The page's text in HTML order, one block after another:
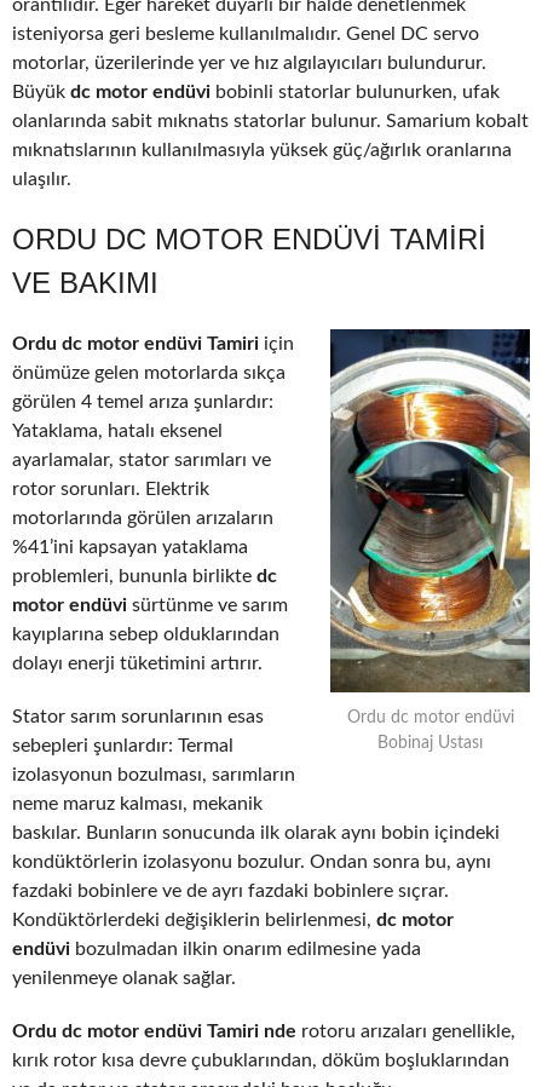
orantılıdır. Eğer hareket duyarlı bir halde denetlenmek
isteniyorsa geri besleme kullanılmalıdır. Genel DC servo
motorlar, üzerilerinde yer ve hız algılayıcıları bulundurur.
Büyük dc motor endüvi bobinli statorlar bulunurken, ufak
olanlarında sabit mıknatıs statorlar bulunur. Samarium kobalt
mıknatıslarının kullanılmasıyla yüksek güç/ağırlık oranlarına
ulaşılır.
ORDU DC MOTOR ENDÜVI TAMIRI
VE BAKIMI
Ordu dc motor endüvi
Bobinaj Ustası
Ordu dc motor endüvi Tamiri için
önümüze gelen motorlarda sıkça
görülen 4 temel arıza şunlardır:
Yataklama, hatalı eksenel
ayarlamalar, stator sarımları ve
rotor sorunları. Elektrik
motorlarında görülen arızaların
%41’ini kapsayan yataklama
problemleri, bununla birlikte dc
motor endüvi sürtünme ve sarım
kayıplarına sebep olduklarından
dolayı enerji tüketimini artırır.
Stator sarım sorunlarının esas
sebepleri şunlardır: Termal
izolasyonun bozulması, sarımların
neme maruz kalması, mekanik
baskılar. Bunların sonucunda ilk olarak aynı bobin içindeki
kondüktörlerin izolasyonu bozulur. Ondan sonra bu, aynı
fazdaki bobinlere ve de ayrı fazdaki bobinlere sıçrar.
Kondüktörlerdeki değişiklerin belirlenmesi, dc motor
endüvi bozulmadan ilkin onarım edilmesine yada
yenilenmeye olanak sağlar.
Ordu dc motor endüvi Tamiri nde rotoru arızaları genellikle,
kırık rotor kısa devre çubuklarından, döküm boşluklarından